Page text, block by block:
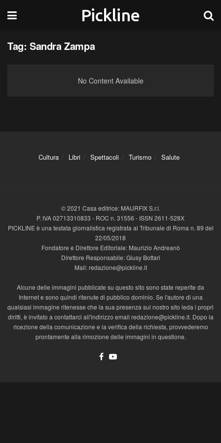
Pickline
Tag: Sandra Zampa
No Content Available
Cultura Libri Spettacoli Turismo Salute
© 2021 Casa editrice: MAURFIX S.r.l.
P. IVA 02713310833 - ROC n. 31556 - ISSN 2611-528X
PICKLINE è una testata giornalistica registrata al Tribunale di Roma n. 89 del
22/05/2018
Fondatore e Direttore Editoriale: Maurizio Andreanò
Direttore Responsabile: Giusy Bottari
Mail: redazione@pickline.it
Alcune delle immagini pubblicate su questo sito sono state reperite da
Internet e sono quindi ritenute di pubblico dominio. Se l'autore di una
qualsiasi immagine ritenesse che la sua presenza sul nostro sito leda i propri
diritti, è invitato a contattarci all'indirizzo email redazione@pickline.it. Dopo la
ricezione della comunicazione e la verifica della richiesta, provvederemo
prontamente alla rimozione delle immagini in questione.